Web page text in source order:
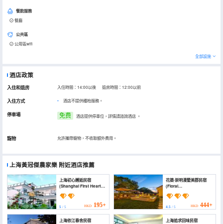
餐飲服務
餐廳
公共區
公用區wifi
全部設施
酒店政策
入住和退房 入住時間：14:00以後 退房時間：12:00以前
入住方式 酒店不提供櫃枱服務。
停車場 免费 酒店提供停車位，詳情請諮詢酒店 。
寵物 允許攜帶寵物，不收取額外費用。
上海黃冠傑農家樂 附近酒店推薦
上海初心邂逅民宿
(Shanghai First Heart
Encounter Homestay)
5 / 5 HKD 195+
花築·崇明漫墅美郡民宿
(Floral
Hotel·Chongming
Manshu Meijun hotel)
4.5/ 5 HKD 444+
上海依江春舍民宿
上海追求回味民宿